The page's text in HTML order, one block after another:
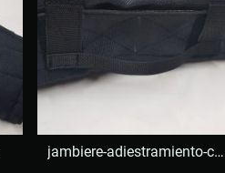
jambiere-adiestramiento-canino